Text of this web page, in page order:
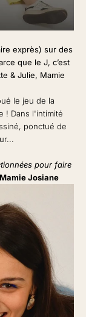
exprès) sur des
que le J, c’est
& Julie, Mamie
le jeu de la
! Dans l'intimité
ponctué de
pour faire
Mamie Josiane